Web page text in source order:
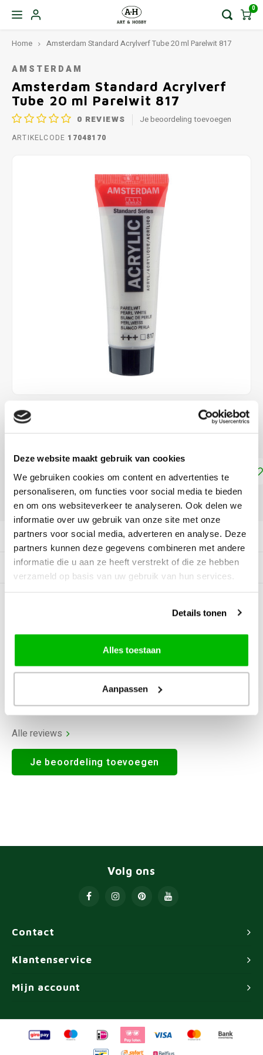
Deze website maakt gebruik van cookies
We gebruiken cookies om content en advertenties te
personaliseren, om functies voor social media te bieden
en om ons websiteverkeer te analyseren. Ook delen we
informatie over uw gebruik van onze site met onze
partners voor social media, adverteren en analyse. Deze
partners kunnen deze gegevens combineren met andere
informatie die u aan ze heeft verstrekt of die ze hebben
verzameld op basis van uw gebruik van hun services.
Details tonen
Alles toestaan
Aanpassen
0
Home Amsterdam Standard Acrylverf Tube 20 ml Parelwit 817
AMSTERDAM
Amsterdam Standard Acrylverf
Tube 20 ml Parelwit 817
0 REVIEWS Je beoordeling toevoegen
ARTIKELCODE 17048170
€2,25
Toevoegen aan winkelwagen
DELEN:
Productomschrijving
Gerelateerde producten
0Reviews
Alle reviews
Je beoordeling toevoegen
Contact
Volg ons
Klantenservice
Mijn account